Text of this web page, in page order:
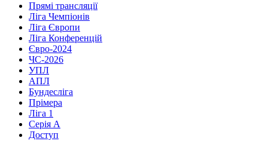
Прямі трансляції
Ліга Чемпіонів
Ліга Європи
Ліга Конференцій
Євро-2024
ЧС-2026
УПЛ
АПЛ
Бундесліга
Прімера
Ліга 1
Серія А
Доступ